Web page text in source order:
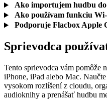
Ako importujem hudbu do
Ako používam funkciu
Podporuje Flacbox Apple
Sprievodca
Tento sprievodca vám pomôže
iPhone, iPad alebo Mac.
vysokom rozlíšení z cloudu,
audioknihy a prenášať hudbu